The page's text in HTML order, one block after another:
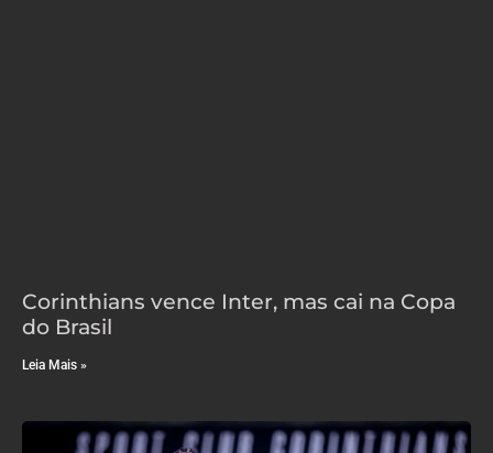
Corinthians vence Inter, mas cai na Copa
do Brasil
Leia Mais »